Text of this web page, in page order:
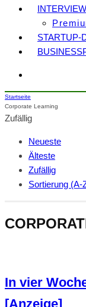
STARTUP-
Startseite
Corporate Learning
Zufällig
Neueste
Älteste
Zufällig
Sortierung (A-
In vier
[Anzeige]